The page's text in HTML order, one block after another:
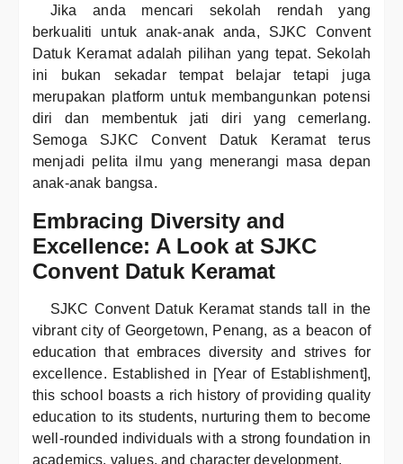
Jika anda mencari sekolah rendah yang
berkualiti untuk anak-anak anda, SJKC Convent
Datuk Keramat adalah pilihan yang tepat. Sekolah
ini bukan sekadar tempat belajar tetapi juga
merupakan platform untuk membangunkan potensi
diri dan membentuk jati diri yang cemerlang.
Semoga SJKC Convent Datuk Keramat terus
menjadi pelita ilmu yang menerangi masa depan
anak-anak bangsa.
Embracing Diversity and
Excellence: A Look at SJKC
Convent Datuk Keramat
SJKC Convent Datuk Keramat stands tall in the
vibrant city of Georgetown, Penang, as a beacon of
education that embraces diversity and strives for
excellence. Established in [Year of Establishment],
this school boasts a rich history of providing quality
education to its students, nurturing them to become
well-rounded individuals with a strong foundation in
academics, values, and character development.